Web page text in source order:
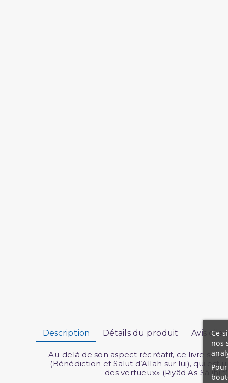
Description Détails du produit Avis
Au-delà de son aspect récréatif, ce livre se
(Bénédiction et Salut d’Allah sur lui), qui est
des vertueux» (Riyâd As-
Ce
nos